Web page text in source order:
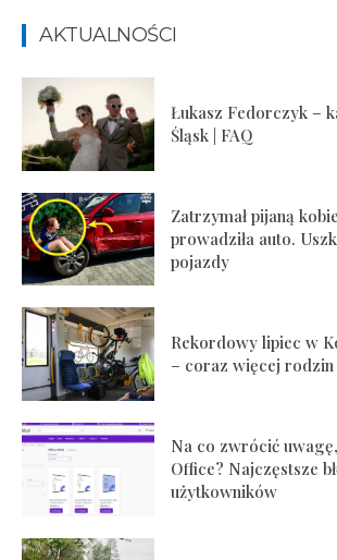
AKTUALNOŚCI
Łukasz Fedorczyk –
Śląsk | FAQ
Zatrzymał pijaną
prowadziła auto.
pojazdy
Rekordowy lipiec w
– coraz więcej
Na co zwrócić
Office? Najczęstsze
użytkowników